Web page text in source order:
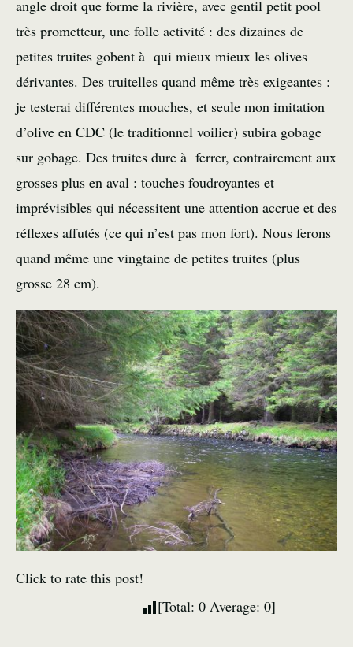
angle droit que forme la rivière, avec gentil petit pool
très prometteur, une folle activité : des dizaines de
petites truites gobent à qui mieux mieux les olives
dérivantes. Des truitelles quand même très exigeantes :
je testerai différentes mouches, et seule mon imitation
d’olive en CDC (le traditionnel voilier) subira gobage
sur gobage. Des truites dure à ferrer, contrairement aux
grosses plus en aval : touches foudroyantes et
imprévisibles qui nécessitent une attention accrue et des
réflexes affutés (ce qui n’est pas mon fort). Nous ferons
quand même une vingtaine de petites truites (plus
grosse 28 cm).
Click to rate this post!
[Total: 0 Average: 0]